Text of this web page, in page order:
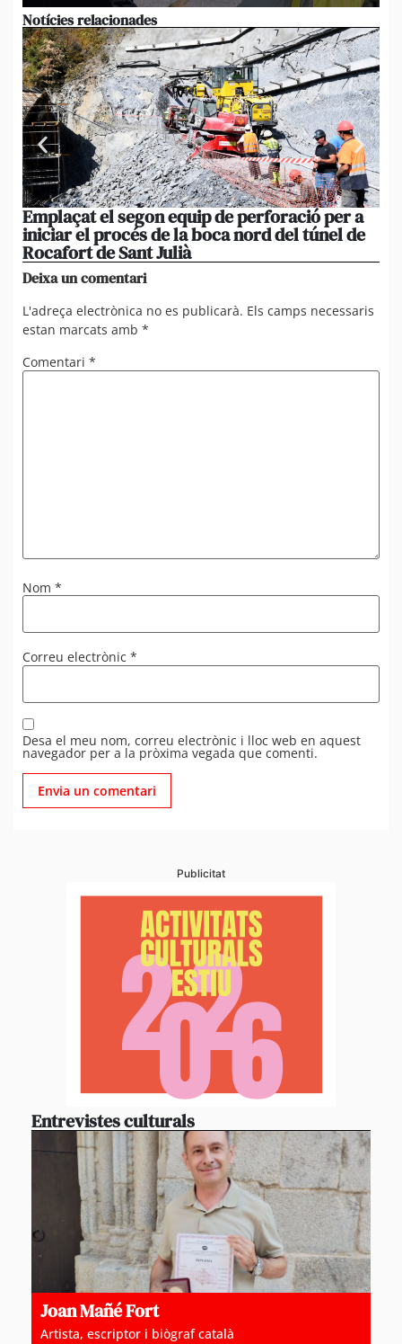
Notícies relacionades
Emplaçat el segon equip de perforació per a
iniciar el procés de la boca nord del túnel de
Rocafort de Sant Julià
Deixa un comentari
L'adreça electrònica no es publicarà. Els camps necessaris
estan marcats amb *
Comentari *
Nom *
Correu electrònic *
Desa el meu nom, correu electrònic i lloc web en aquest
navegador per a la pròxima vegada que comenti.
Publicitat
Entrevistes culturals
Joan Mañé Fort
Artista, escriptor i biògraf català